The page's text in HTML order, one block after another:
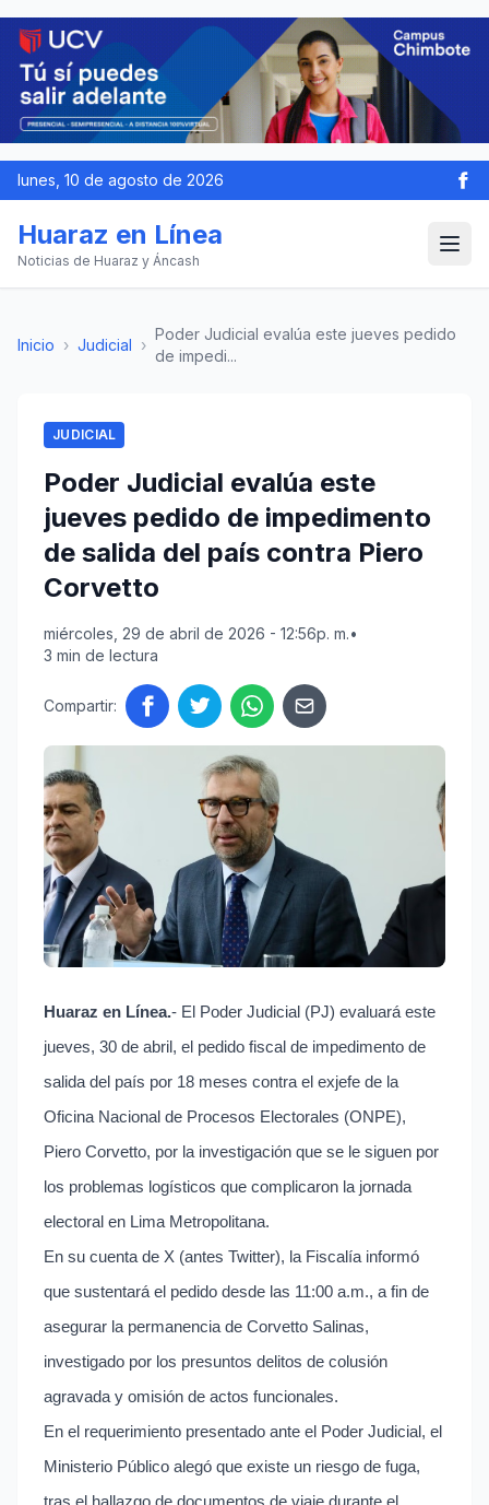
lunes, 10 de agosto de 2026
Huaraz en Línea
Noticias de Huaraz y Áncash
Inicio › Judicial ›
Poder Judicial evalúa este jueves pedido
de impedi...
JUDICIAL
Poder Judicial evalúa este
jueves pedido de impedimento
de salida del país contra Piero
Corvetto
miércoles, 29 de abril de 2026 - 12:56p. m.•
3 min de lectura
Compartir:
Huaraz en Línea.- El Poder Judicial (PJ) evaluará este
jueves, 30 de abril, el pedido fiscal de impedimento de
salida del país por 18 meses contra el exjefe de la
Oficina Nacional de Procesos Electorales (ONPE),
Piero Corvetto, por la investigación que se le siguen por
los problemas logísticos que complicaron la jornada
electoral en Lima Metropolitana.
En su cuenta de X (antes Twitter), la Fiscalía informó
que sustentará el pedido desde las 11:00 a.m., a fin de
asegurar la permanencia de Corvetto Salinas,
investigado por los presuntos delitos de colusión
agravada y omisión de actos funcionales.
En el requerimiento presentado ante el Poder Judicial, el
Ministerio Público alegó que existe un riesgo de fuga,